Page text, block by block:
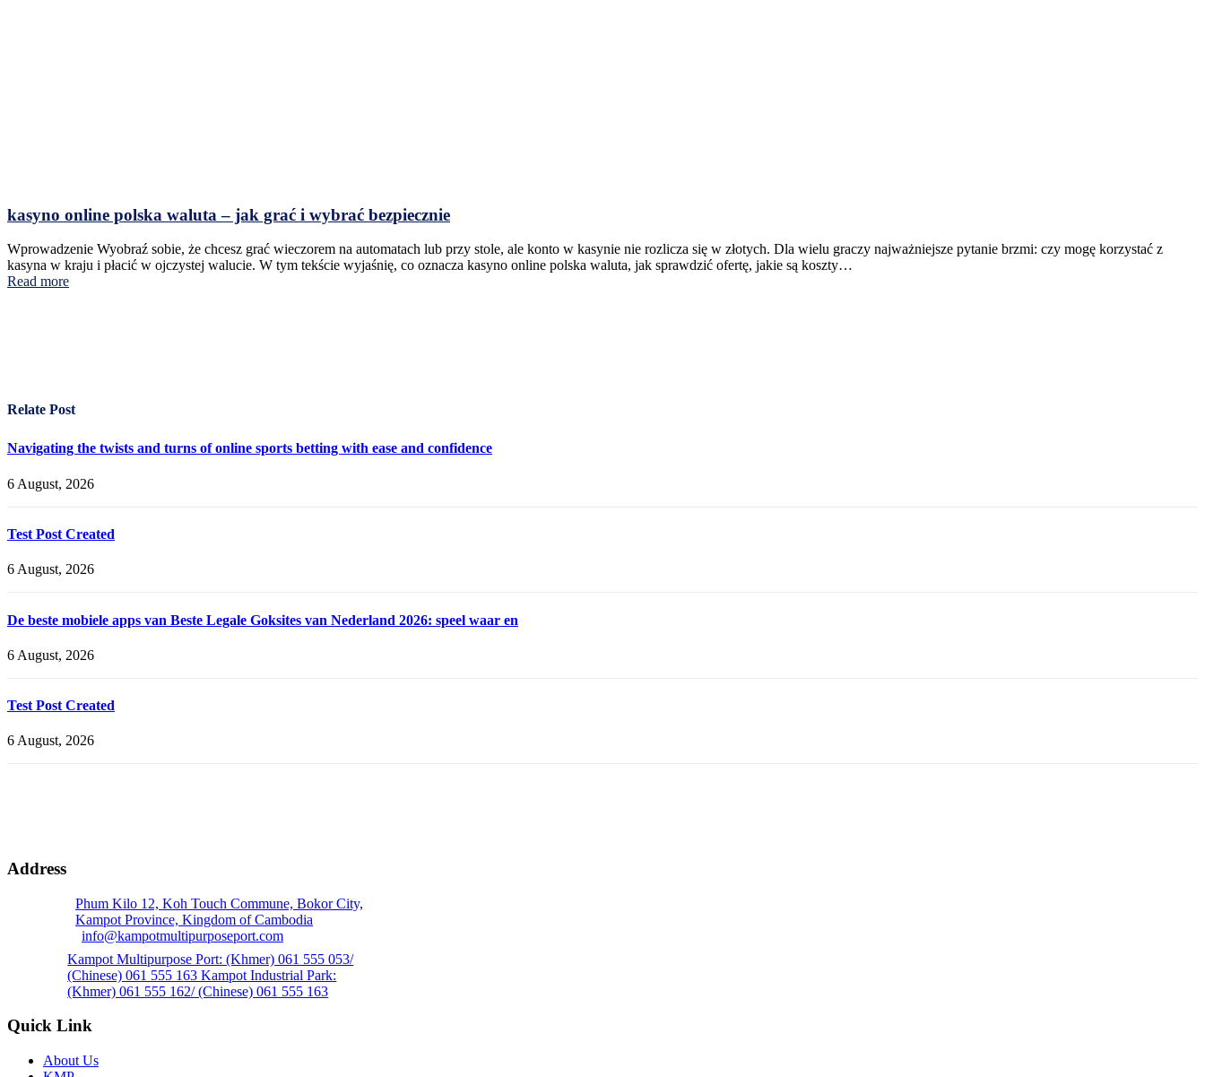
kasyno online polska waluta – jak grać i wybrać bezpiecznie
Wprowadzenie Wyobraź sobie, że chcesz grać wieczorem na automatach lub przy stole, ale konto w kasynie nie rozlicza się w złotych. Dla wielu graczy najważniejsze pytanie brzmi: czy mogę korzystać z
kasyna w kraju i płacić w ojczystej walucie. W tym tekście wyjaśnię, co oznacza kasyno online polska waluta, jak sprawdzić ofertę, jakie są koszty…
Read more
Relate Post
Navigating the twists and turns of online sports betting with ease and confidence
6 August, 2026
Test Post Created
6 August, 2026
De beste mobiele apps van Beste Legale Goksites van Nederland 2026: speel waar en
6 August, 2026
Test Post Created
6 August, 2026
Address
Phum Kilo 12, Koh Touch Commune, Bokor City,
Kampot Province, Kingdom of Cambodia
info@kampotmultipurposeport.com
Kampot Multipurpose Port: (Khmer) 061 555 053/
(Chinese) 061 555 163 Kampot Industrial Park:
(Khmer) 061 555 162/ (Chinese) 061 555 163
Quick Link
About Us